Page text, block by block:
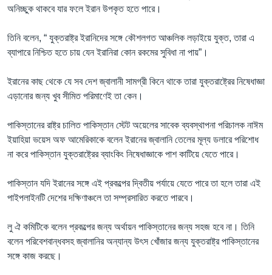
অনিচ্ছুক থাকবে যার ফলে ইরান উপকৃত হতে পারে।
তিনি বলেন, “ যুক্তরাষ্ট্র ইরানিদের সঙ্গে কৌশলগত আঞ্চলিক লড়াইয়ে যুক্ত, তারা এ
ব্যাপারে নিশ্চিত হতে চায় যেন ইরানিরা কোন রকমের সুবিধা না পায়”।
ইরানের কাছ থেকে যে সব দেশ জ্বালানী সামগ্রী কিনে থাকে তারা যুক্তরাষ্ট্রের নিষেধাজ্ঞা
এড়ানোর জন্য খুব সীমিত পরিমাণেই তা কেন।
পাকিস্তানের রাষ্ট্র চালিত পাকিস্তান স্টেট অয়েলের সাবেক ব্যবস্থাপনা পরিচালক নাঈম
ইয়াহিয়া ভয়েস অফ আমেরিকাকে বলেন ইরানের জ্বালানি তেলের মূল্য ডলারে পরিশোধ
না করে পাকিস্তান যুক্তরাষ্ট্রের ব্যাংকিং নিষেধাজ্ঞাকে পাশ কাটিয়ে যেতে পারে।
পাকিস্তান যদি ইরানের সঙ্গে এই প্রকল্পের দ্বিতীয় পর্যায়ে যেতে পারে তা হলে তারা এই
পাইপলাইনটি দেশের দক্ষিণাঞ্চলে তা সম্প্রসারিত করতে পারবে।
লু ঐ কমিটিকে বলেন প্রকল্পের জন্য অর্থায়ন পাকিস্তানের জন্য সহজ হবে না। তিনি
বলেন পরিবেশবান্ধবসহ জ্বালানির অন্যান্য উৎস খোঁজার জন্য যুক্তরাষ্ট্র পাকিস্তানের
সঙ্গে কাজ করছে।